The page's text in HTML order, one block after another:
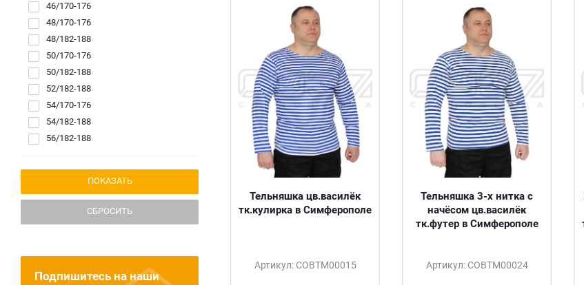
Тельняшка цв.василёк
тк.кулирка в Симферополе
Артикул: СОВТМ00015
Тельняшка 3-х нитка с
начёсом цв.василёк
тк.футер в Симферополе
Артикул: СОВТМ00024
46/170-176
48/170-176
48/182-188
50/170-176
50/182-188
52/182-188
54/170-176
54/182-188
56/182-188
60/182-188
СБРОСИТЬ
Подпишитесь на наши